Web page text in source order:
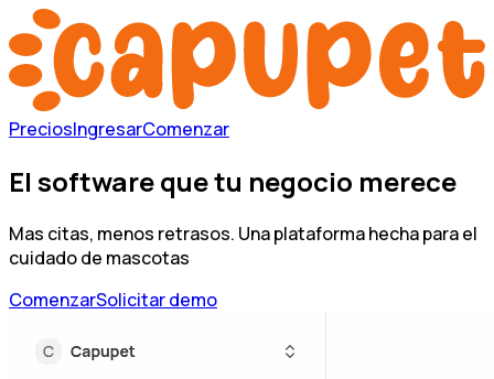
PreciosIngresarComenzar
El software que tu negocio merece
Mas citas, menos retrasos. Una plataforma hecha para el
cuidado de mascotas
ComenzarSolicitar demo